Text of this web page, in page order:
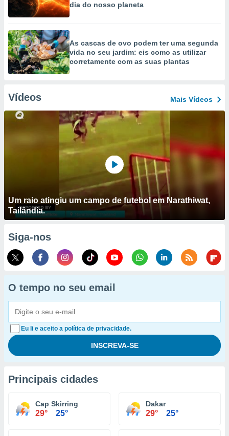
dia do nosso planeta
As cascas de ovo podem ter uma segunda
vida no seu jardim: eis como as utilizar
corretamente com as suas plantas
Vídeos Mais Vídeos
Um raio atingiu um campo de futebol em Narathiwat,
Tailândia.
Siga-nos
O tempo no seu email
Eu li e aceito a política de privacidade.
Principais cidades
Cap Skirring
29° 25°
Dakar
29° 25°